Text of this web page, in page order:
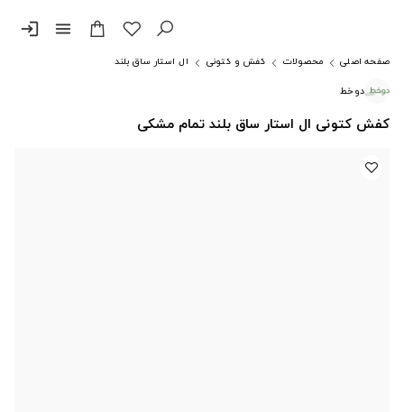
menu
login
صفحه اصلی محصولات کفش و کتونی
آل استار ساق بلند
دوخط
کفش کتونی ال استار ساق بلند تمام مشکی